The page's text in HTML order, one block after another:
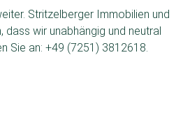
Stritzelberger Immobilien und
dass wir unabhängig und neutral
Sie an: +49 (7251) 3812618.